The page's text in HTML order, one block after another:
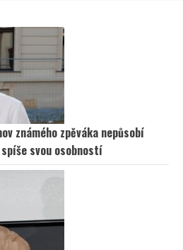
známého zpěváka nepůsobí
svou osobností